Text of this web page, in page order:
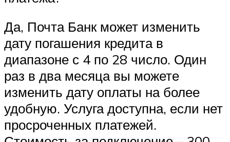
Да, Почта Банк может изменить
дату погашения кредита в
диапазоне с 4 по 28 число. Один
раз в два месяца вы можете
изменить дату оплаты на более
удобную. Услуга доступна, если нет
просроченных платежей.